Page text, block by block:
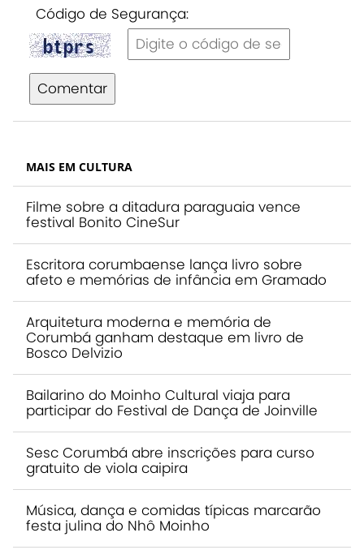
Código de Segurança:
Comentar
MAIS EM CULTURA
Filme sobre a ditadura paraguaia vence
festival Bonito CineSur
Escritora corumbaense lança livro sobre
afeto e memórias de infância em Gramado
Arquitetura moderna e memória de
Corumbá ganham destaque em livro de
Bosco Delvizio
Bailarino do Moinho Cultural viaja para
participar do Festival de Dança de Joinville
Sesc Corumbá abre inscrições para curso
gratuito de viola caipira
Música, dança e comidas típicas marcarão
festa julina do Nhô Moinho